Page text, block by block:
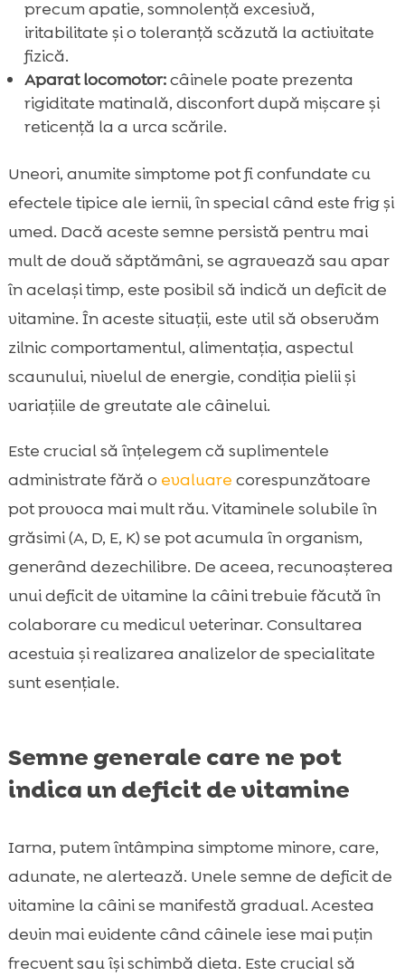
precum apatie, somnolență excesivă,
iritabilitate și o toleranță scăzută la activitate
fizică.
Aparat locomotor:câinele poate prezenta
rigiditate matinală, disconfort după mișcare și
reticență la a urca scările.
Uneori, anumite simptome pot fi confundate cu
efectele tipice ale iernii, în special când este frig și
umed. Dacă aceste semne persistă pentru mai
mult de două săptămâni, se agravează sau apar
în același timp, este posibil să indică un deficit de
vitamine. În aceste situații, este util să observăm
zilnic comportamentul, alimentația, aspectul
scaunului, nivelul de energie, condiția pielii și
variațiile de greutate ale câinelui.
Este crucial să înțelegem că suplimentele
administrate fără o evaluare corespunzătoare
pot provoca mai mult rău. Vitaminele solubile în
grăsimi (A, D, E, K) se pot acumula în organism,
generând dezechilibre. De aceea, recunoașterea
unui deficit de vitamine la câini trebuie făcută în
colaborare cu medicul veterinar. Consultarea
acestuia și realizarea analizelor de specialitate
sunt esențiale.
Semne generale care ne pot
indica un deficit de vitamine
Iarna, putem întâmpina simptome minore, care,
adunate, ne alertează. Unele semne de deficit de
vitamine la câini se manifestă gradual. Acestea
devin mai evidente când câinele iese mai puțin
frecvent sau își schimbă dieta. Este crucial să